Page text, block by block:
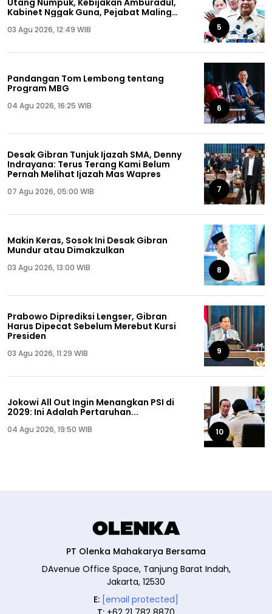
Kabinet Nggak Guna, Pejabat Maling
03 Agu 2026, 12:49 WIB 5
Pandangan Tom Lembong tentang
Program MBG
04 Agu 2026, 16:25 WIB 6
Desak Gibran Tunjuk Ijazah SMA, Denny
Indrayana: Terus Terang Kami Belum
Pernah Melihat Ijazah Mas Wapres
07 Agu 2026, 05:00 WIB 7
Makin Keras, Sosok Ini Desak Gibran
Mundur atau Dimakzulkan
03 Agu 2026, 13:00 WIB 8
Prabowo Diprediksi Lengser, Gibran
Harus Dipecat Sebelum Merebut Kursi
Presiden
03 Agu 2026, 11:29 WIB 9
Jokowi All Out Ingin Menangkan PSI di
2029: Ini Adalah Pertaruhan...
04 Agu 2026, 19:50 WIB 10
PT Olenka Mahakarya Bersama
DAvenue Office Space, Tanjung Barat Indah,
Jakarta, 12530
E: [email protected]